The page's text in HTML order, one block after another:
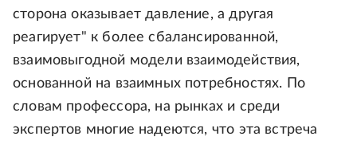
сторона оказывает давление, а другая
реагирует" к более сбалансированной,
взаимовыгодной модели взаимодействия,
основанной на взаимных потребностях. По
словам профессора, на рынках и среди
экспертов многие надеются, что эта встреча